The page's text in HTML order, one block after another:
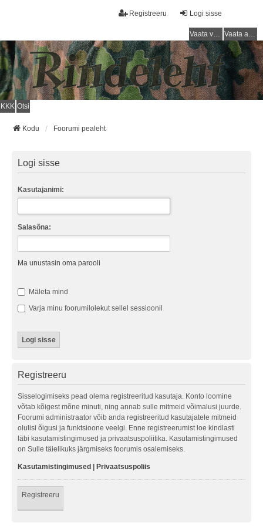
Logi sisse
Registreeru
Vaata vastamata teemasi Vaata aktiivseid teemasid
KKK Otsi
Kodu Foorumi pealeht
Logi sisse
Kasutajanimi:
Salasõna:
Ma unustasin oma parooli
Mäleta mind
Varja minu foorumilolekut sellel sessioonil
Registreeru
Sisselogimiseks pead olema registreeritud kasutaja. Konto loomine
võtab kõigest mõne minuti, ning annab sulle mitmeid võimalusi juurde.
Foorumi administraator võib anda registreeritud kasutajatele mitmeid
olulisi õigusi ja funktsioone veelgi. Enne registreerumist loe kindlasti
läbi kasutamistingimused ja privaatsuspoliitika. Kasutamistingimused
on Sulle täielikuks järgmiseks foorumis osalemiseks.
Kasutamistingimused Privaatsuspoliis
Registreeru